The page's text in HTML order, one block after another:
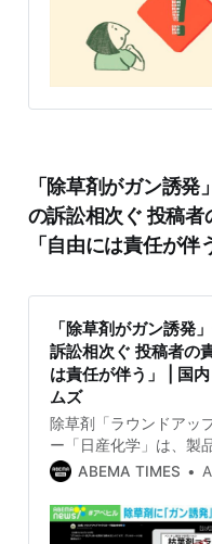
「除草剤がガン誘
の訴訟相次ぐ 投稿
「自由には責任が
「除草剤がガン誘発
訴訟相次ぐ 投稿者の
は責任が伴う」 | 国
ムズ
除草剤「ラウンドアッ
ー「日産化学」は、製
ネット上に書き込まれ
ていた。その結果、東
ABEMA TIMES